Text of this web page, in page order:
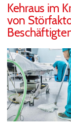
Kehraus im
von